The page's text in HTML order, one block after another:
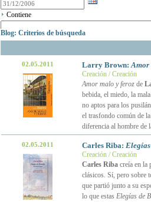
Contiene
Blog: Criterios de búsqueda
02.05.2011 Larry Brown:Amor
Creación / Creación
Amor malo y ferozde
bebida, el miedo, la
no aptos para los
el trasfondo común de
diferencia al hombre de
02.05.2011 Carles Riba:
Creación / Creación
Carles Ribacreía en la
clásicos. Sí, pero sobre
que partió junto a su
lo que estas Elegías de